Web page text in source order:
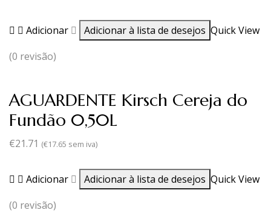
Adicionar Adicionar à lista de desejos Quick View
(0 revisão)
AGUARDENTE Kirsch Cereja do
Fundão 0,50L
€21.71 (€17.65 sem iva)
Adicionar Adicionar à lista de desejos Quick View
(0 revisão)